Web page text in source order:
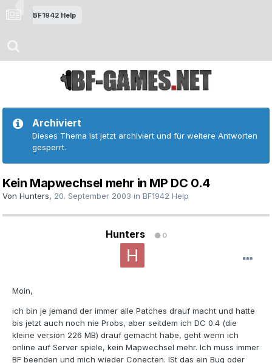
BF1942 Help
Archiviert
Dieses Thema ist jetzt archiviert und für weitere Antworten
gesperrt.
Kein Mapwechsel mehr in MP DC 0.4
Von Hunters, 20. September 2003 in BF1942 Help
Hunters 0
Moin,
ich bin je jemand der immer alle Patches drauf macht und hatte
bis jetzt auch noch nie Probs, aber seitdem ich DC 0.4 (die
kleine version 226 MB) drauf gemacht habe, geht wenn ich
online auf Server spiele, kein Mapwechsel mehr. Ich muss immer
BF beenden und mich wieder Conecten. ISt das ein Bug oder